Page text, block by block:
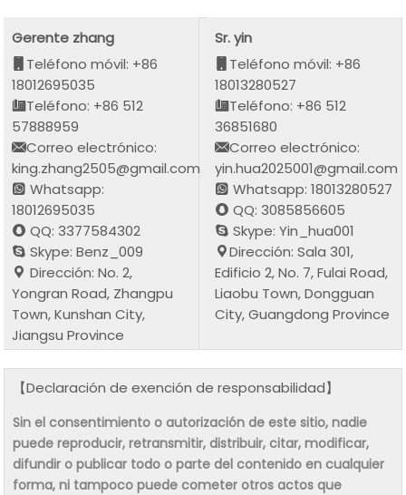
Gerente zhang
Teléfono móvil: +86
18012695035
Teléfono: +86 512
57888959
Correo electrónico:
king.zhang2505@gmail.com
Whatsapp:
18012695035
QQ: 3377584302
Skype: Benz_009
Dirección: No. 2,
Yongran Road, Zhangpu
Town, Kunshan City,
Jiangsu Province
Sr. yin
Teléfono móvil: +86
18013280527
Teléfono: +86 512
36851680
Correo electrónico:
yin.hua2025001@gmail.com
Whatsapp: 18013280527
QQ: 3085856605
Skype: Yin_hua001
Dirección: Sala 301,
Edificio 2, No. 7, Fulai Road,
Liaobu Town, Dongguan
City, Guangdong Province
【Declaración de exención de responsabilidad】
Sin el consentimiento o autorización de este sitio, nadie
puede reproducir, retransmitir, distribuir, citar, modificar,
difundir o publicar todo o parte del contenido en cualquier
forma, ni tampoco puede cometer otros actos que